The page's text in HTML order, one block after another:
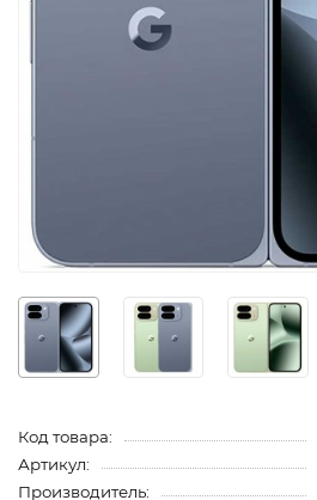
Код товара:
Артикул:
Производитель: